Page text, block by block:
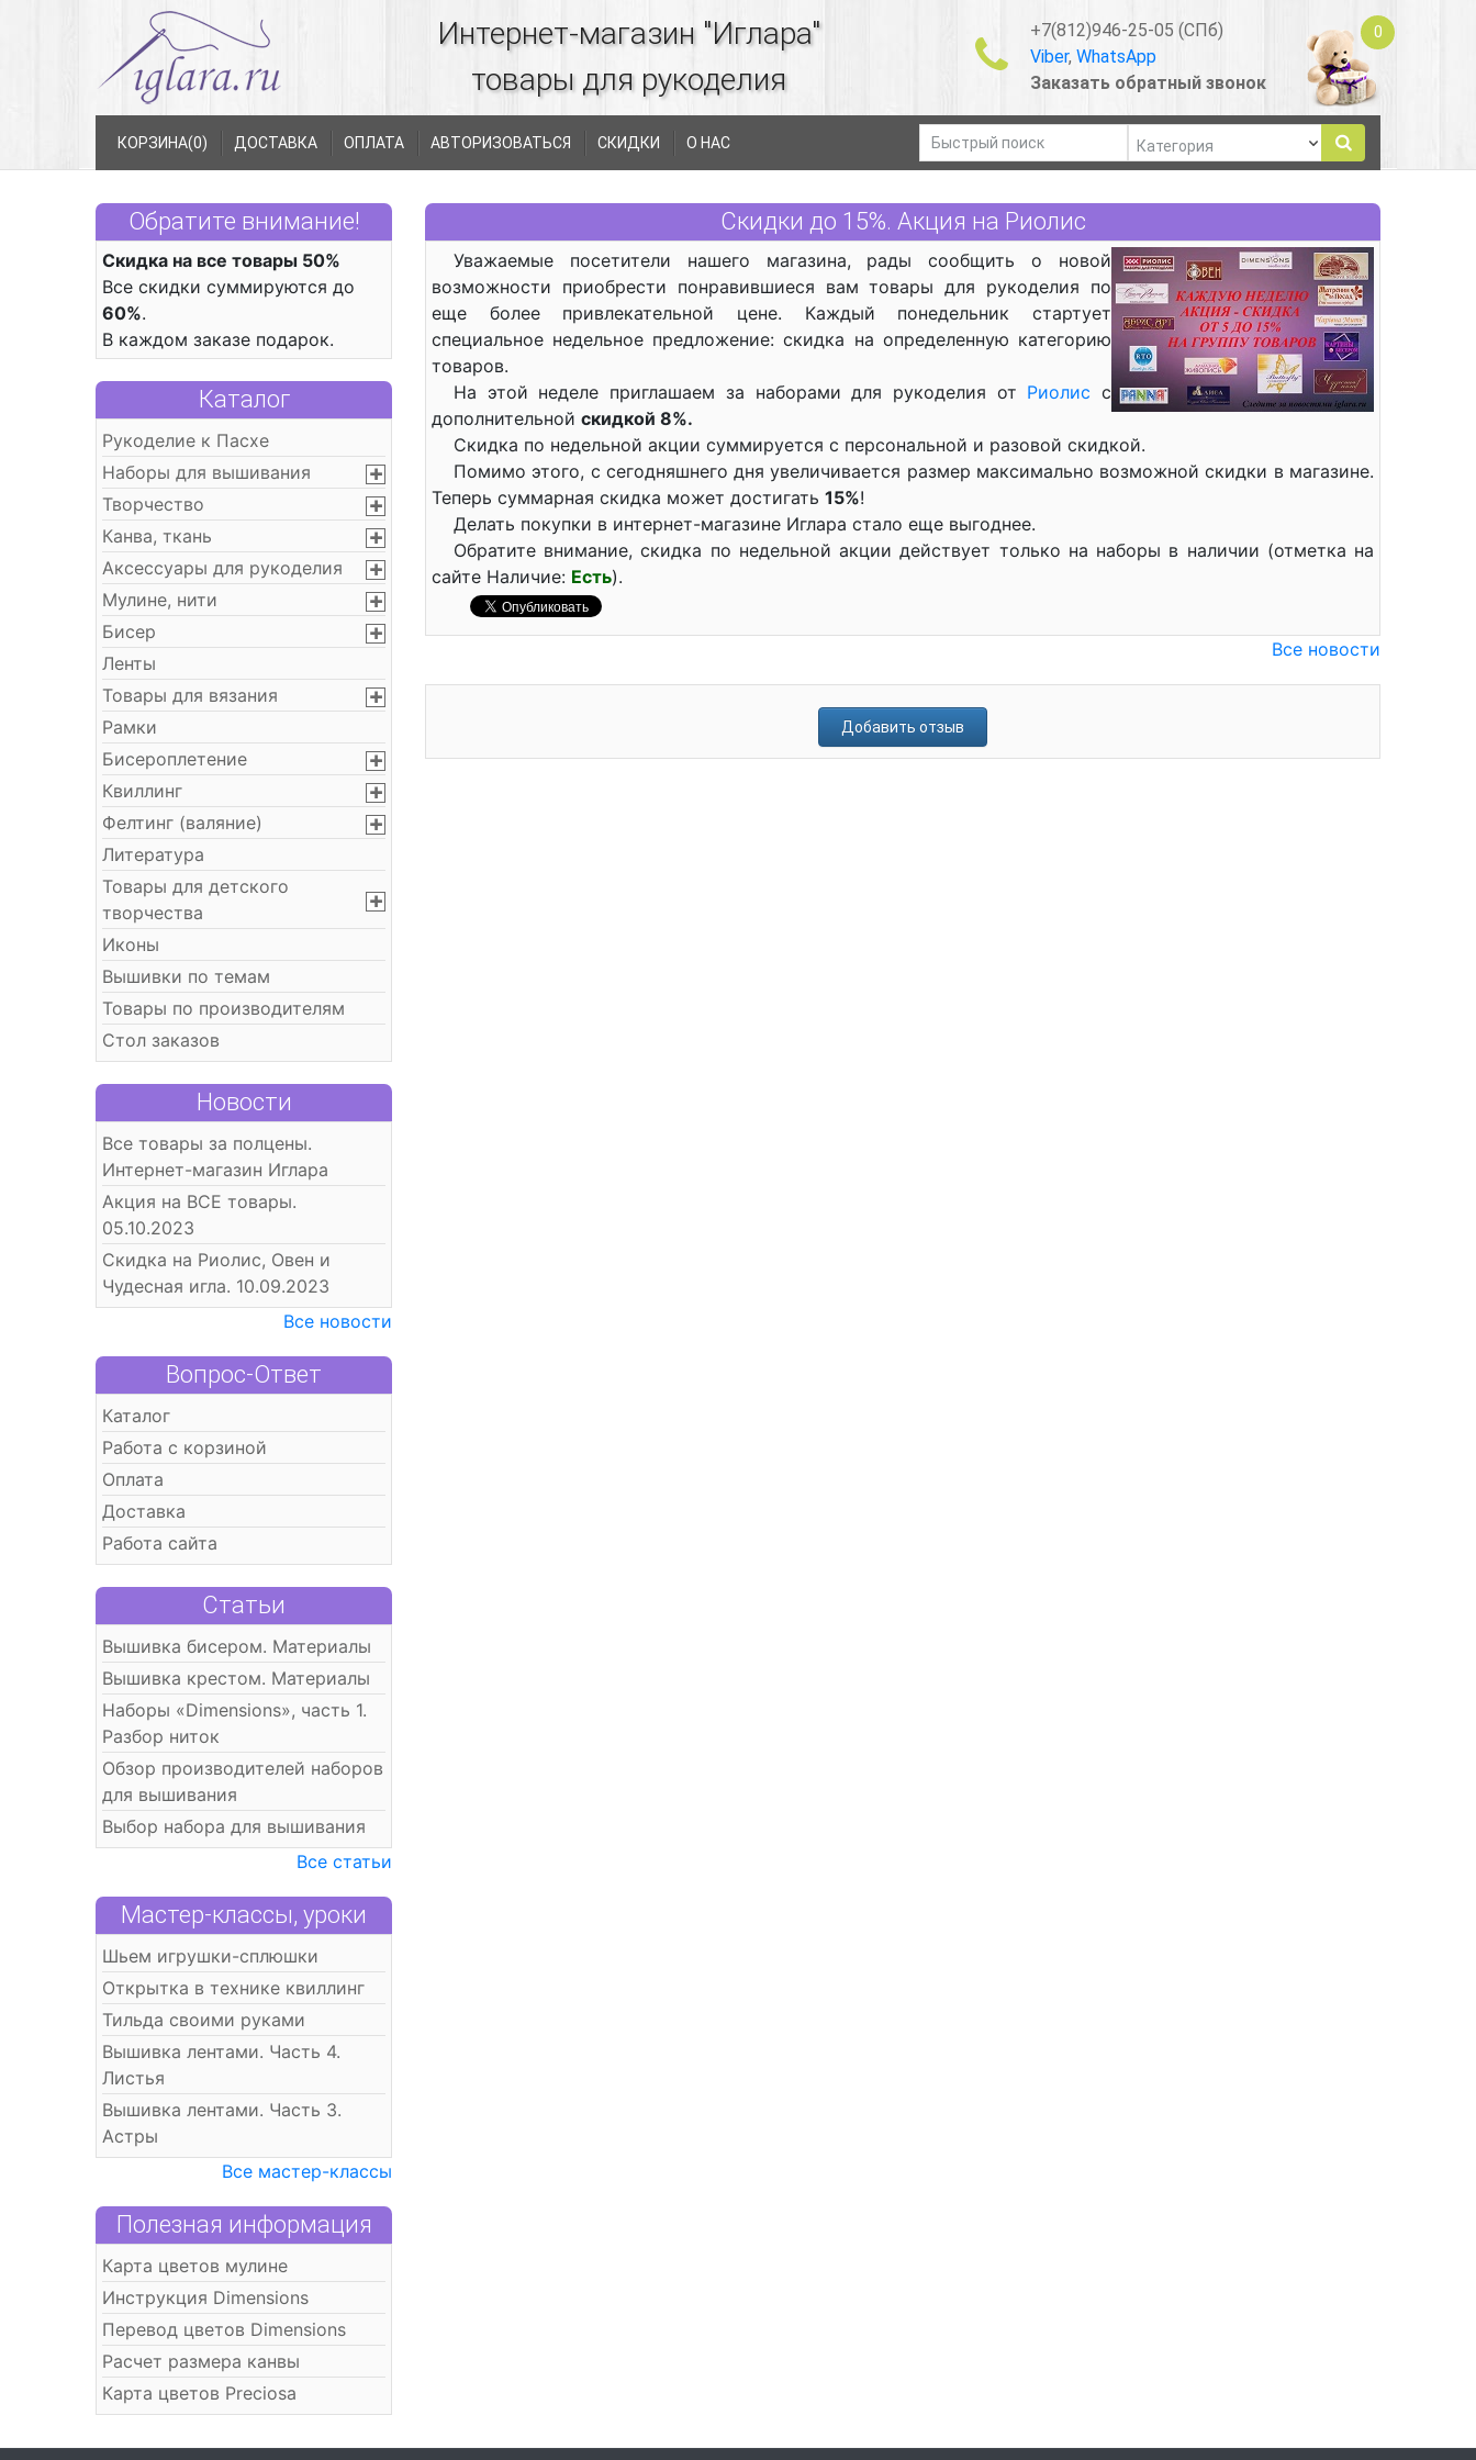
Интернет-магазин "Иглара"
товары для рукоделия
+7(812)946-25-05 (СПб)
Viber, WhatsApp
Заказать обратный звонок
0
КОРЗИНА(0) ДОСТАВКА ОПЛАТА АВТОРИЗОВАТЬСЯ СКИДКИ О НАС
Обратите внимание!
Скидка на все товары 50%
Все скидки суммируются до
60%.
В каждом заказе подарок.
Каталог
Рукоделие к Пасхе
Наборы для вышивания
Творчество
Канва, ткань
Аксессуары для рукоделия
Мулине, нити
Бисер
Ленты
Товары для вязания
Рамки
Бисероплетение
Квиллинг
Фелтинг (валяние)
Литература
Товары для детского
творчества
Иконы
Вышивки по темам
Товары по производителям
Стол заказов
Новости
Все товары за полцены.
Интернет-магазин Иглара
Акция на ВСЕ товары.
05.10.2023
Скидка на Риолис, Овен и
Чудесная игла. 10.09.2023
Все новости
Вопрос-Ответ
Каталог
Работа с корзиной
Оплата
Доставка
Работа сайта
Статьи
Вышивка бисером. Материалы
Вышивка крестом. Материалы
Наборы «Dimensions», часть 1.
Разбор ниток
Обзор производителей наборов
для вышивания
Выбор набора для вышивания
Все статьи
Мастер-классы, уроки
Шьем игрушки-сплюшки
Открытка в технике квиллинг
Тильда своими руками
Вышивка лентами. Часть 4.
Листья
Вышивка лентами. Часть 3.
Астры
Все мастер-классы
Полезная информация
Карта цветов мулине
Инструкция Dimensions
Перевод цветов Dimensions
Расчет размера канвы
Карта цветов Preciosa
Скидки до 15%. Акция на Риолис
Уважаемые посетители нашего магазина, рады сообщить о новой
возможности приобрести понравившиеся вам товары для рукоделия по
еще более привлекательной цене. Каждый понедельник стартует
специальное недельное предложение: скидка на определенную категорию
товаров.
На этой неделе приглашаем за наборами для рукоделия от Риолис с
дополнительной скидкой 8%.
Скидка по недельной акции суммируется с персональной и разовой скидкой.
Помимо этого, с сегодняшнего дня увеличивается размер максимально возможной скидки в магазине.
Теперь суммарная скидка может достигать 15%!
Делать покупки в интернет-магазине Иглара стало еще выгоднее.
Обратите внимание, скидка по недельной акции действует только на наборы в наличии (отметка на
сайте Наличие: Есть).
Все новости
Добавить отзыв